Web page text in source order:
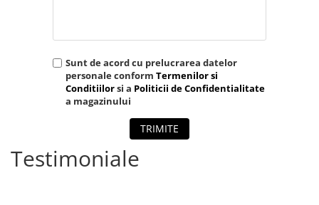
THAILANDEZ (LOMI-LOMI)
Sunt de acord cu prelucrarea datelor
personale conform Termenilor si
Conditiilorsi a Politicii de Confidentialitate
a magazinului
TRIMITE
Testimoniale